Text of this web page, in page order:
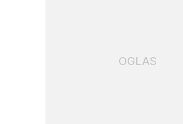
OGLAS